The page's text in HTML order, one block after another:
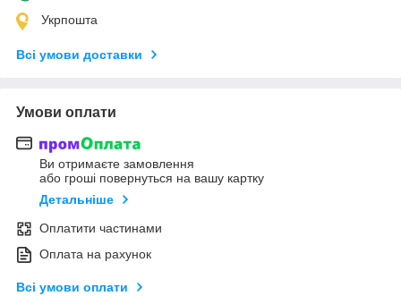
Укрпошта
Всі умови доставки
Умови оплати
Ви отримаєте замовлення
або гроші повернуться на вашу картку
Детальніше
Оплатити частинами
Оплата на рахунок
Всі умови оплати